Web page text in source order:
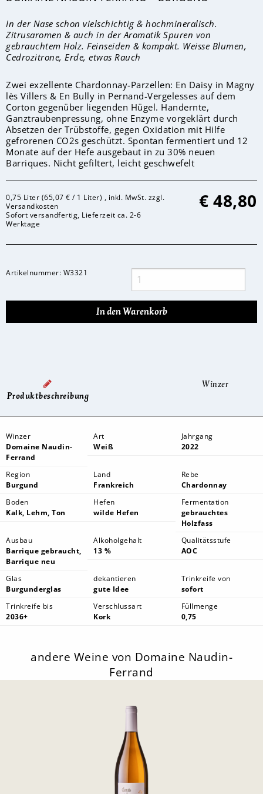
In der Nase schon vielschichtig & hochmineralisch.
Zitrusaromen & auch in der Aromatik Spuren von
gebrauchtem Holz. Feinseiden & kompakt. Weisse Blumen,
Cedrozitrone, Erde, etwas Rauch
Zwei exzellente Chardonnay-Parzellen: En Daisy in Magny
lès Villers & En Bully in Pernand-Vergelesses auf dem
Corton gegenüber liegenden Hügel. Handernte,
Ganztraubenpressung, ohne Enzyme vorgeklärt durch
Absetzen der Trübstoffe, gegen Oxidation mit Hilfe
gefrorenen CO2s geschützt. Spontan fermentiert und 12
Monate auf der Hefe ausgebaut in zu 30% neuen
Barriques. Nicht gefiltert, leicht geschwefelt
0,75 Liter (65,07 € / 1 Liter) , inkl. MwSt. zzgl.
Versandkosten
Sofort versandfertig, Lieferzeit ca. 2-6
Werktage
€ 48,80
Artikelnummer: W3321
Produktbeschreibung
Winzer
Winzer
Domaine Naudin-
Ferrand
Art
Weiß
Jahrgang
2022
Region
Burgund
Land
Frankreich
Rebe
Chardonnay
Boden
Kalk, Lehm, Ton
Hefen
wilde Hefen
Fermentation
gebrauchtes
Holzfass
Ausbau
Barrique gebraucht,
Barrique neu
Alkoholgehalt
13 %
Qualitätsstufe
AOC
Glas
Burgunderglas
dekantieren
gute Idee
Trinkreife von
sofort
Trinkreife bis
2036+
Verschlussart
Kork
Füllmenge
0,75
andere Weine von Domaine Naudin-
Ferrand